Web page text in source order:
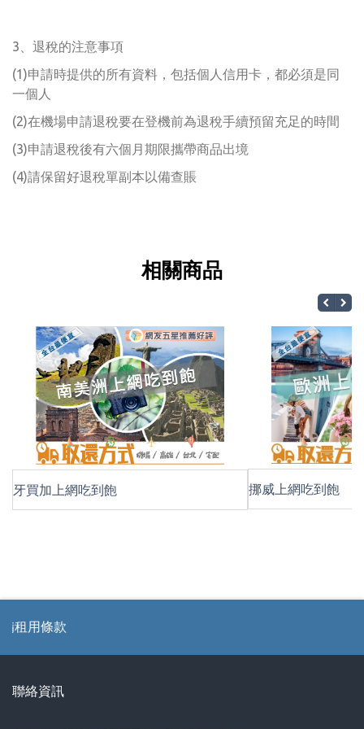
3、退稅的注意事項
(1)申請時提供的所有資料，包括個人信用卡，都必須是同
一個人
(2)在機場申請退稅要在登機前為退稅手續預留充足的時間
(3)申請退稅後有六個月期限攜帶商品出境
(4)請保留好退稅單副本以備查賬
相關商品
牙買加上網吃到飽 挪威上網吃到飽
聯絡資訊